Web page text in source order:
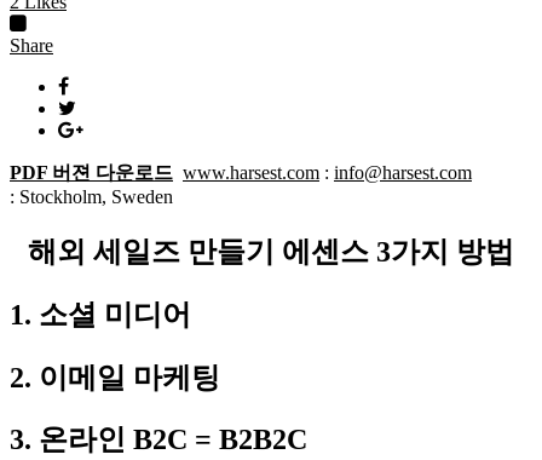
Share
PDF 버젼 다운로드 www.harsest.com : info@harsest.com
: Stockholm, Sweden
해외 세일즈 만들기 에센스 3가지 방법
1. 소셜 미디어
2. 이메일 마케팅
3. 온라인 B2C = B2B2C